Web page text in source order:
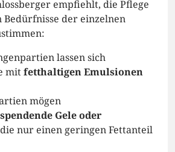
empfiehlt, die Pflege
der einzelnen
lassen sich
mitfetthaltigen Emulsionen
mögen
Gele oder
nur einen geringen Fettanteil